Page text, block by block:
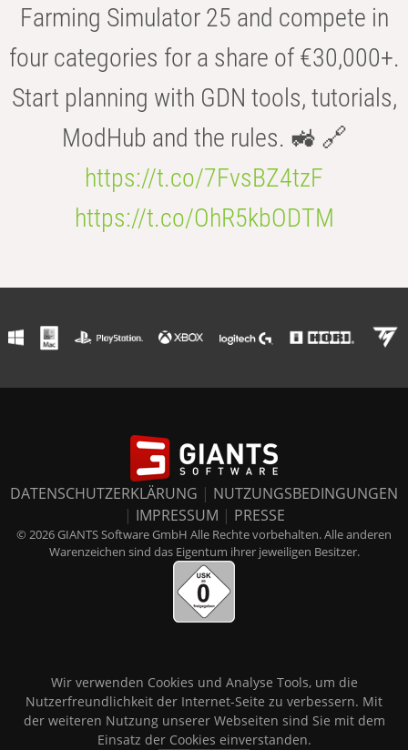
Farming Simulator 25 and compete in
four categories for a share of €30,000+.
Start planning with GDN tools, tutorials,
ModHub and the rules. 🚜 🔗
https://t.co/7FvsBZ4tzF
https://t.co/OhR5kbODTM
DATENSCHUTZERKLÄRUNG | NUTZUNGSBEDINGUNGEN
| IMPRESSUM | PRESSE
© 2026 GIANTS Software GmbH Alle Rechte vorbehalten. Alle anderen
Warenzeichen sind das Eigentum ihrer jeweiligen Besitzer.
Wir verwenden Cookies und Analyse Tools, um die
Nutzerfreundlichkeit der Internet-Seite zu verbessern. Mit
der weiteren Nutzung unserer Webseiten sind Sie mit dem
Einsatz der Cookies einverstanden.